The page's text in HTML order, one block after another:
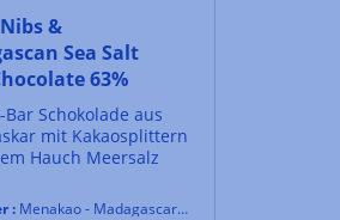
&
Sea Salt
63%
Bar Schokolade aus
mit Kakaosplittern
Hauch Meersalz
: Menakao - Madagascar Chocolate